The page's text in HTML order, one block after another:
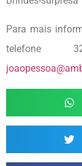
Para mais
telefone